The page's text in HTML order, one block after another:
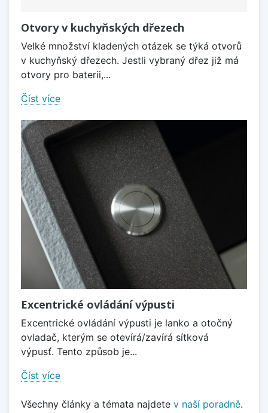
Otvory v kuchyňských dřezech
Velké množství kladených otázek se týká otvorů
v kuchyňský dřezech. Jestli vybraný dřez již má
otvory pro baterii,...
Číst více
Excentrické ovládání výpusti
Excentrické ovládání výpusti je lanko a otočný
ovladač, kterým se otevírá/zavírá sítková
výpusť. Tento způsob je...
Číst více
Všechny články a témata najdete v naší poradně.